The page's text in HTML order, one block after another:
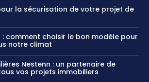
la sécurisation de votre projet de
: comment choisir le bon modèle pour
notre climat
Nestenn : un partenaire de
vos projets immobiliers